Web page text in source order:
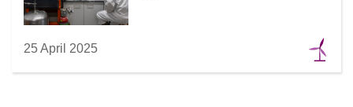
25 April 2025